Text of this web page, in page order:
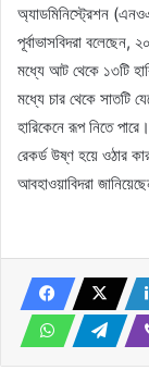
অ্যাডমিনিস্ট্রেশন
পূর্বাভাসবিদরা
মধ্যে আট থেকে ১৩টি
মধ্যে চার থেকে সাতটি
হারিকেনে রূপ নিতে
রেকর্ড উষ্ণ হয়ে ওঠার
আবহাওয়াবিদরা